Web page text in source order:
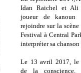
Idan Raichel et
joueur dekanoun
rejoindre sur la scène
Festival à Central
interpréter sa
Le 13 avril 2017, le
de la conscience,